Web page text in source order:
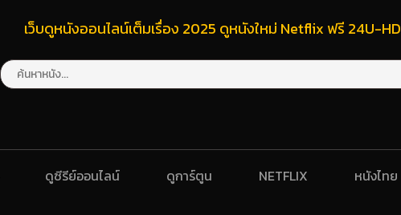
เว็บดูหนังออนไลน์เต็มเรื่อง 2025 ดูหนังใหม่ Netflix ฟรี 24U-HD
ดูซีรีย์ออนไลน์ ดูการ์ตูน NETFLIX หนังไทย